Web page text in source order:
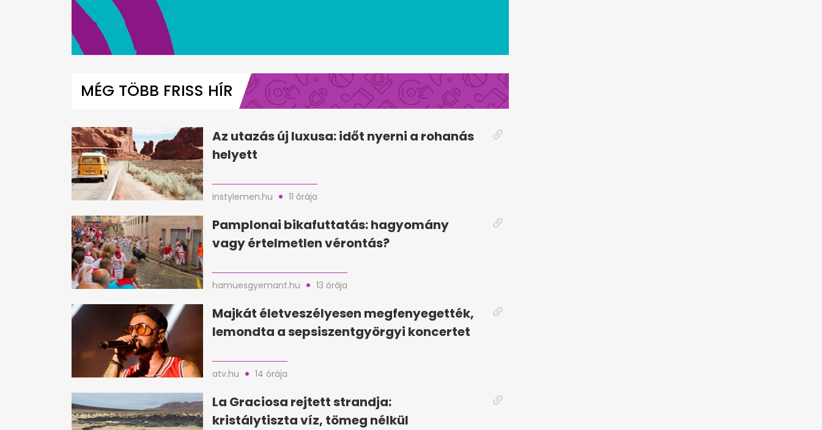
secondsVolume
MÉG TÖBB FRISS HÍR
Az utazás új luxusa: időt nyerni a rohanás
helyett
instylemen.hu 11 órája
Pamplonai bikafuttatás: hagyomány
vagy értelmetlen vérontás?
hamuesgyemant.hu 13 órája
Majkát életveszélyesen megfenyegették,
lemondta a sepsiszentgyörgyi koncertet
atv.hu 14 órája
La Graciosa rejtett strandja:
kristálytiszta víz, tömeg nélkül